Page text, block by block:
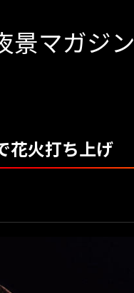
景マガジン
花火打ち上げ